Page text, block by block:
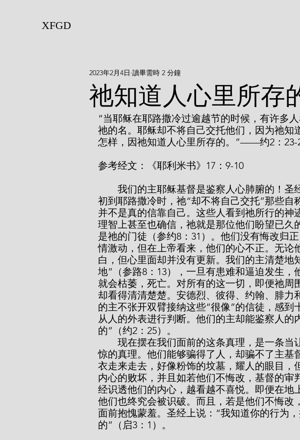
XFGD
祂知道人心里所存
2023年2月4日 讀畢需時 2 分鐘
“当耶稣在耶路撒冷过逾越节的时候，有许多
祂的名。耶稣却不将自己交托他们，因为祂知
怎样，因祂知道人心里所存的。”——约2：23-
参考经文：《耶利米书》17：9-10
初到耶路撒冷时，祂“却不将自己交托”那些自
并不是真的信靠自己。这些人看到祂所行的神
理智上甚至也确信，祂就是那位他们盼望已久
是祂的门徒（参约8：31）。他们没有悔改归
情激动，但在上帝看来，他们的心不正。无论
白，但心里面却并没有更新。我们的主清楚地
地”（参路8：13），一旦有患难和逼迫发生，
就会枯萎，死亡。对所有的这一切，即便祂周
却看得清清楚楚。安德烈、彼得、约翰、腓力
的主不张开双臂接纳这些“很像”的信徒，感到
从人的外表进行判断。他们的主却能鉴察人的
的”（约2：25）。
惊的真理。他们能够骗得了人，却骗不了主基
衣走来走去，好像粉饰的坟墓，耀人的眼目，
内心的败坏，并且如若他们不悔改，基督的审
经识透他们的内心，越看越不喜悦。即便在地
他们也终究会被识破。而且，若是他们不悔改
面前抱愧蒙羞。圣经上说：“我知道你的行为
的”（启3：1）。